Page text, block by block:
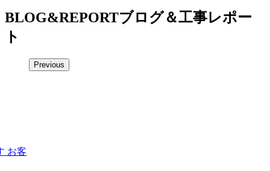
BLOG&REPORTブログ＆工事レポー
ト
Previous
お客